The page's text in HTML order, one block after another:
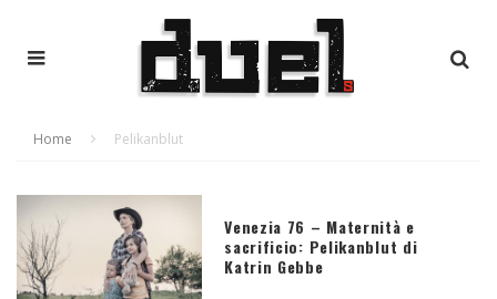
Home Pelikanblut
Venezia 76 – Maternità e
sacrificio: Pelikanblut di
Katrin Gebbe